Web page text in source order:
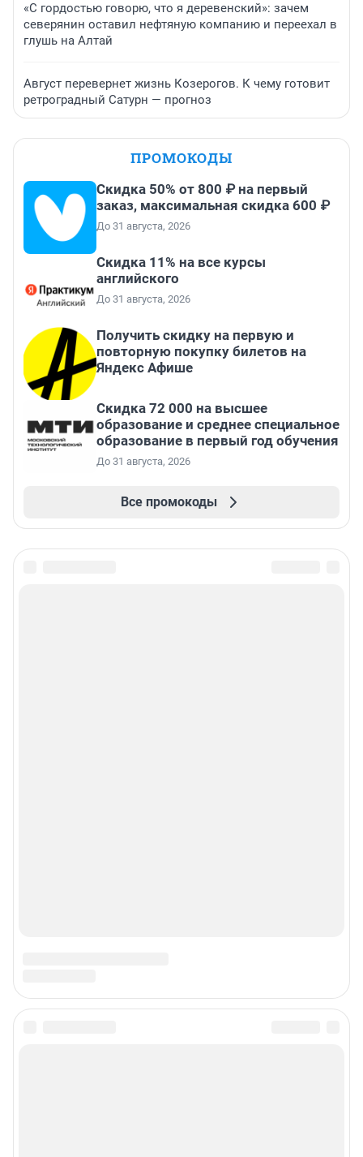
«С гордостью говорю, что я деревенский»: зачем
северянин оставил нефтяную компанию и переехал в
глушь на Алтай
Август перевернет жизнь Козерогов. К чему готовит
ретроградный Сатурн — прогноз
ПРОМОКОДЫ
Скидка 50% от 800 ₽ на первый
заказ, максимальная скидка 600 ₽
До 31 августа, 2026
Скидка 11% на все курсы
английского
До 31 августа, 2026
Получить скидку на первую и
повторную покупку билетов на
Яндекс Афише
Скидка 72 000 на высшее
образование и среднее специальное
образование в первый год обучения
До 31 августа, 2026
Все промокоды